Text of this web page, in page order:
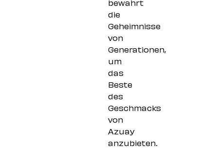
die
Geheimnisse
von
Generationen,
um
das
Beste
des
Geschmacks
von
Azuay
anzubieten.